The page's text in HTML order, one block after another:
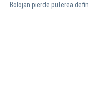
Bolojan pierde puterea